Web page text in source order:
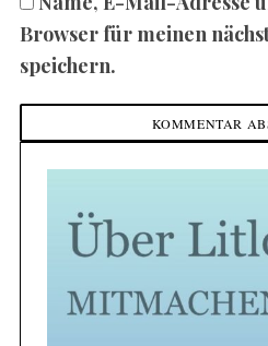
Browser für meinen
speichern.